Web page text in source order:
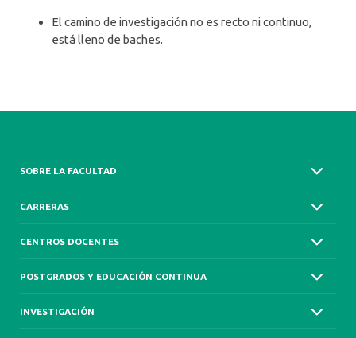
El camino de investigación no es recto ni continuo,
está lleno de baches.
SOBRE LA FACULTAD
CARRERAS
CENTROS DOCENTES
POSTGRADOS Y EDUCACIÓN CONTINUA
INVESTIGACIÓN